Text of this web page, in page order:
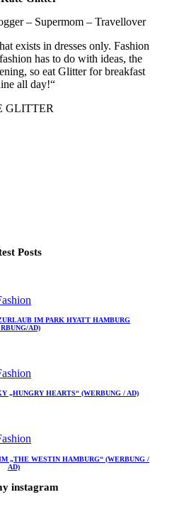
exists in dresses only. Fashion
has to do with ideas, the
so eat Glitter for breakfast
all day!“
GLITTER
Posts
IM PARK HYATT HAMBURG
AD)
„HUNGRY HEARTS“ (WERBUNG / AD)
„THE WESTIN HAMBURG“ (WERBUNG /
AD)
instagram